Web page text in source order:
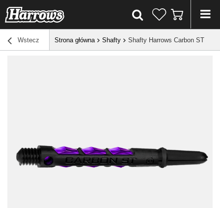
Wstecz Strona główna Shafty Shafty Harrows Carbon ST